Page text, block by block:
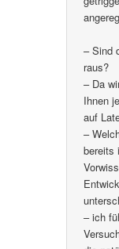
– Sind
raus?
– Da
Ihnen
auf
–
bereits
– ich